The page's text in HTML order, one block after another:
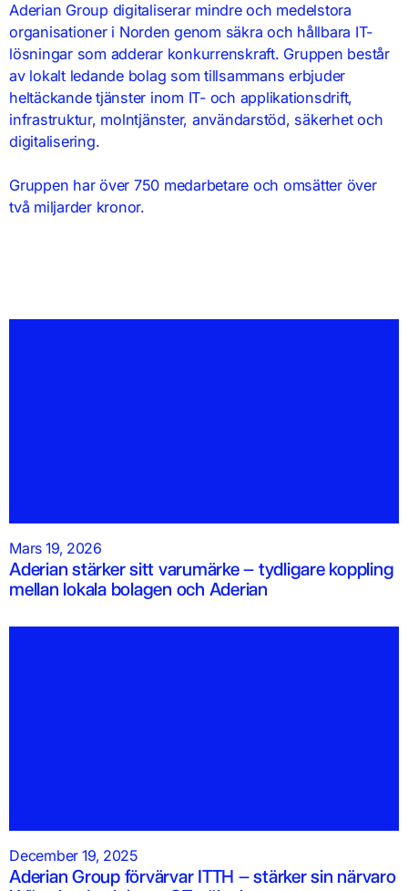
Aderian Group digitaliserar mindre och medelstora
organisationer i Norden genom säkra och hållbara IT-
lösningar som adderar konkurrenskraft. Gruppen består
av lokalt ledande bolag som tillsammans erbjuder
heltäckande tjänster inom IT- och applikationsdrift,
infrastruktur, molntjänster, användarstöd, säkerhet och
digitalisering.
Gruppen har över 750 medarbetare och omsätter över
två miljarder kronor.
Mars 19, 2026
Aderian stärker sitt varumärke – tydligare koppling
mellan lokala bolagen och Aderian
December 19, 2025
Aderian Group förvärvar ITTH – stärker sin närvaro